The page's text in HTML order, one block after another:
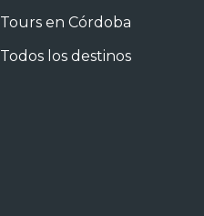
Tours en Córdoba
Todos los destinos